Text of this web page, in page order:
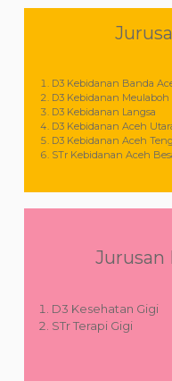
D3 Kebidanan Banda
D3 Kebidanan Meulaboh
D3 Kebidanan Langsa
D3 Kebidanan Aceh
D3 Kebidanan Aceh
STr Kebidanan Aceh
Jurusan
D3 Kesehatan Gigi
STr Terapi Gigi